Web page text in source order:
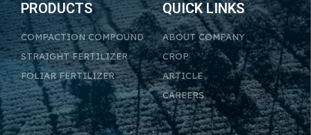
PRODUCTS
COMPACTION COMPOUND
STRAIGHT FERTILIZER
FOLIAR FERTILIZER
QUICK LINKS
ABOUT COMPANY
CROP
ARTICLE
CAREERS